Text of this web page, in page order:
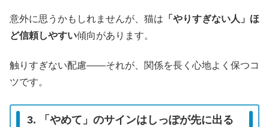
意外に思うかもしれませんが、猫は 「やりすぎない人」ほ
ど信頼しやすい傾向があります。
触りすぎない配慮――それが、関係を長く心地よく保つコ
ツです。
3. 「やめて」のサインはしっぽが先に出る